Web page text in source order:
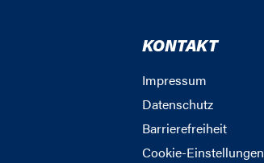
KONTAKT
Impressum
Datenschutz
Barrierefreiheit
Cookie-Einstellungen